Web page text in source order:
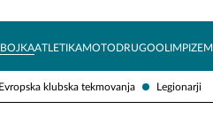
Evropska klubska tekmovanja Legionarji
ATLETIKAMOTODRUGOOLIMPIZEM